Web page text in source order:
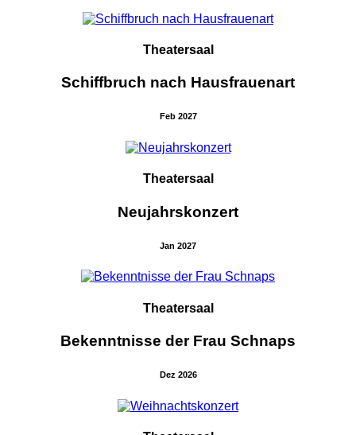
Theatersaal
Schiffbruch nach Hausfrauenart
Feb 2027
Theatersaal
Neujahrskonzert
Jan 2027
Theatersaal
Bekenntnisse der Frau Schnaps
Dez 2026